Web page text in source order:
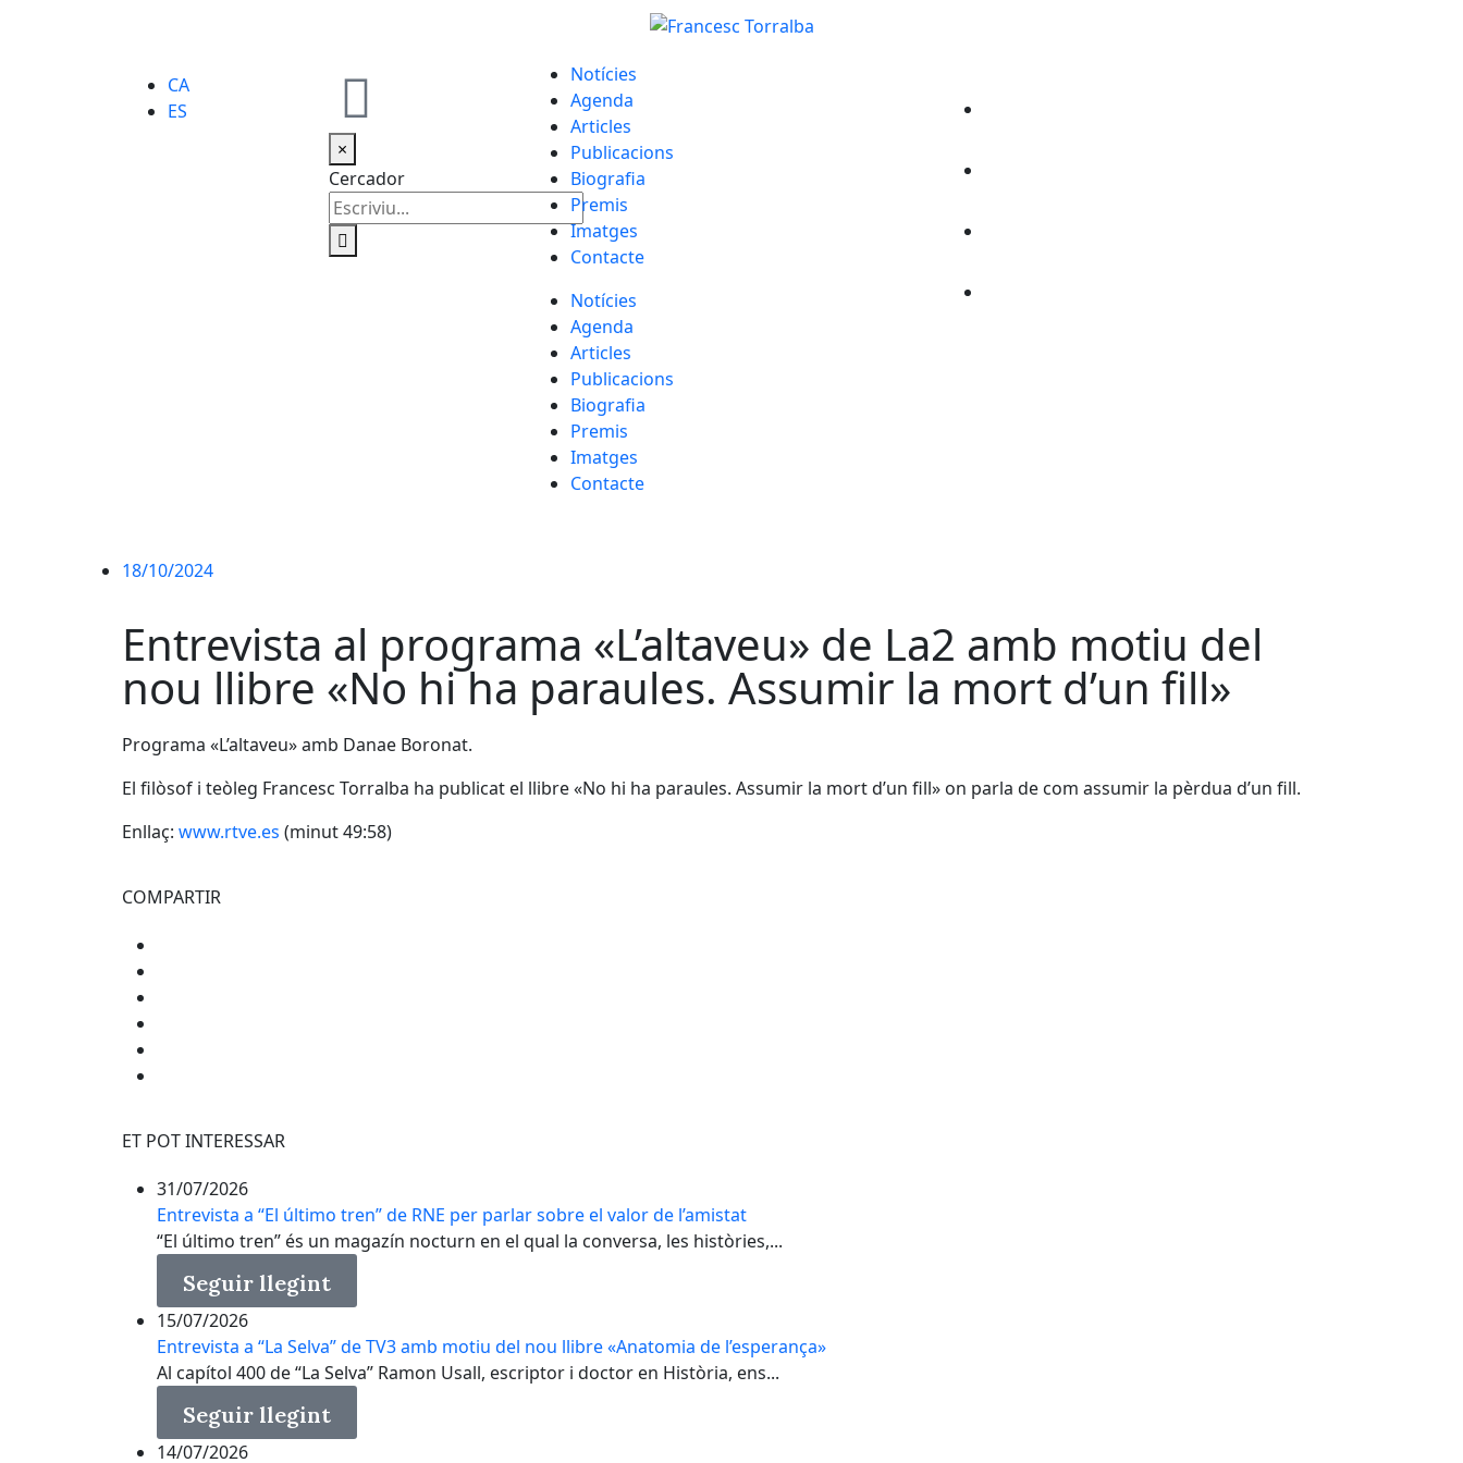
CA
ES
×
Cercador
Notícies
Agenda
Articles
Publicacions
Biografia
Premis
Imatges
Contacte
Notícies
Agenda
Articles
Publicacions
Biografia
Premis
Imatges
Contacte
18/10/2024
Entrevista al programa «L’altaveu» de La2 amb motiu del
nou llibre «No hi ha paraules. Assumir la mort d’un fill»
Programa «L’altaveu» amb Danae Boronat.
El filòsof i teòleg Francesc Torralba ha publicat el llibre «No hi ha paraules. Assumir la mort d’un fill» on parla de com assumir la pèrdua d’un fill.
Enllaç: www.rtve.es (minut 49:58)
COMPARTIR
ET POT INTERESSAR
31/07/2026
Entrevista a “El último tren” de RNE per parlar sobre el valor de l’amistat
“El último tren” és un magazín nocturn en el qual la conversa, les històries,...
Seguir llegint
15/07/2026
Entrevista a “La Selva” de TV3 amb motiu del nou llibre «Anatomia de l’esperança»
Al capítol 400 de “La Selva” Ramon Usall, escriptor i doctor en Història, ens...
Seguir llegint
14/07/2026